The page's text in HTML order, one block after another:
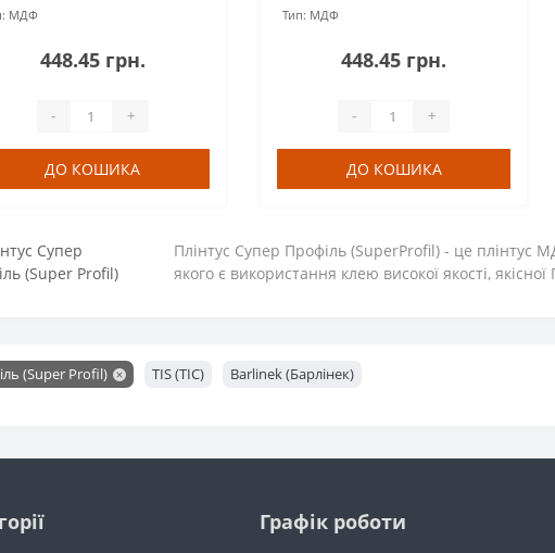
МДФ
448.45 грн.
- +
ДО КОШИКА
Тип: МДФ
448.45 грн.
- +
ДО КОШИКА
Плінтус Супер Профіль (SuperProfil) - це плінтус
якого є використання клею високої якості,
(Super Profil) TIS (ТІС) Barlinek (Барлінек)
Графік роботи